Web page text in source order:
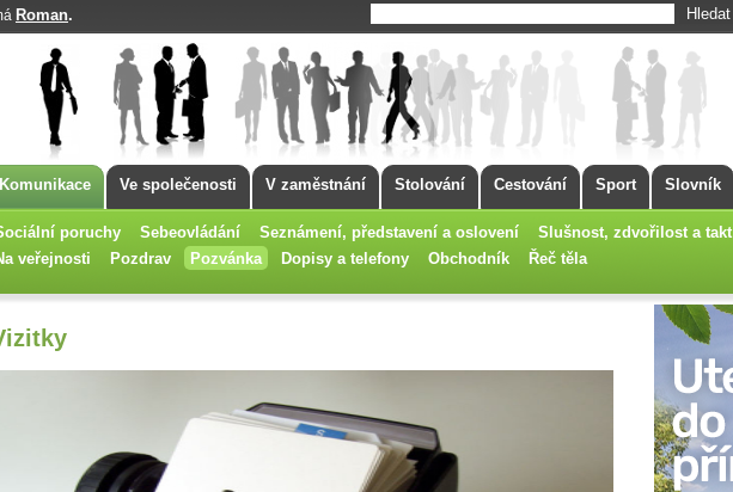
Roman.
Komunikace Ve společenosti V zaměstnání Stolování Cestování Sport Slovník
poruchy Sebeovládání Seznámení, představení a oslovení
Slušnost, zdvořilost a takt
veřejnosti
Pozdrav Pozvánka Dopisy a telefony Obchodník
Řeč těla